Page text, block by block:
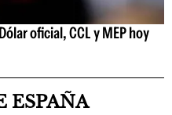
oficial, CCL y MEP hoy
ESPAÑA